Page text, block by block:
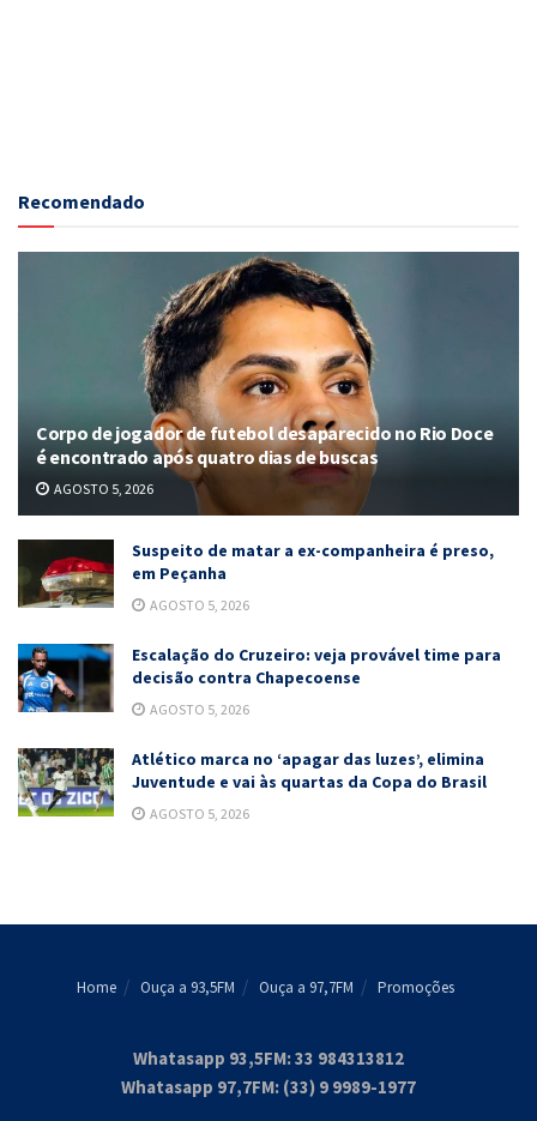
Recomendado
Corpo de jogador de futebol desaparecido no Rio Doce
é encontrado após quatro dias de buscas
AGOSTO 5, 2026
Suspeito de matar a ex-companheira é preso,
em Peçanha
AGOSTO 5, 2026
Escalação do Cruzeiro: veja provável time para
decisão contra Chapecoense
AGOSTO 5, 2026
Atlético marca no ‘apagar das luzes’, elimina
Juventude e vai às quartas da Copa do Brasil
AGOSTO 5, 2026
Home Ouça a 93,5FM Ouça a 97,7FM Promoções
Whatasapp 93,5FM: 33 984313812
Whatasapp 97,7FM: (33) 9 9989-1977